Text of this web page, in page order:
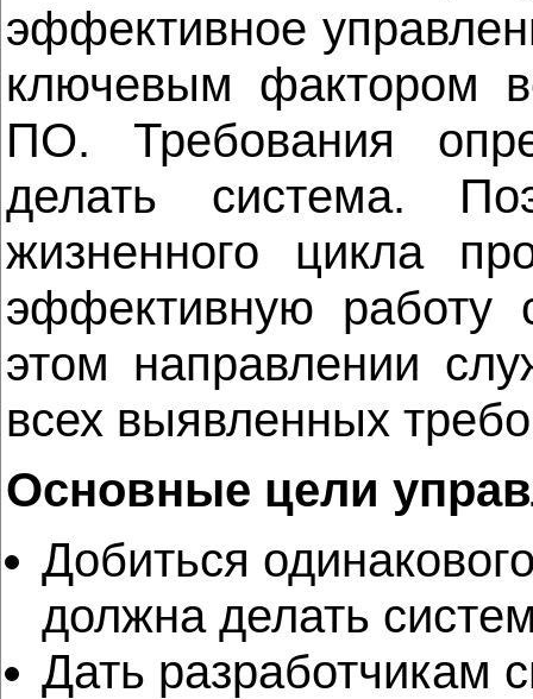
эффективное
ключевым фактором
ПО. Требования
делать система.
жизненного цикла
эффективную
этом направлении
всех выявленных
Основные цели
Добиться
должна делать
Дать разработчикам